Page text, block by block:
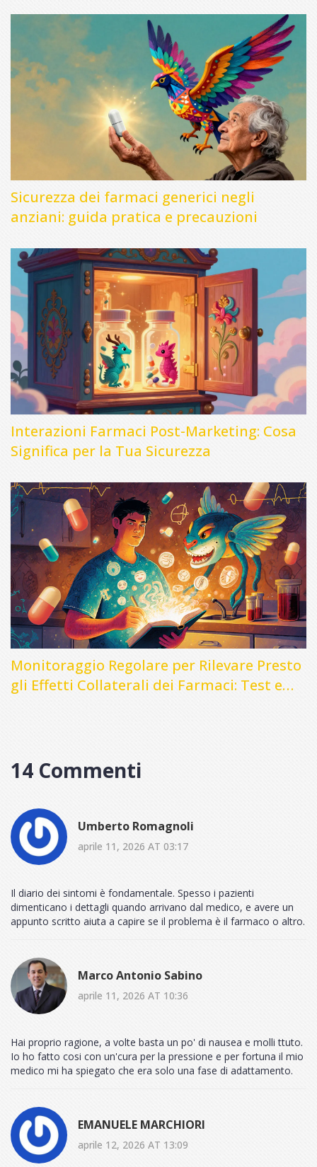
Sicurezza dei farmaci generici negli
anziani: guida pratica e precauzioni
Interazioni Farmaci Post-Marketing: Cosa
Significa per la Tua Sicurezza
Monitoraggio Regolare per Rilevare Presto
gli Effetti Collaterali dei Farmaci: Test e
14 Commenti
Umberto Romagnoli
aprile 11, 2026 AT 03:17
Il diario dei sintomi è fondamentale. Spesso i pazienti
dimenticano i dettagli quando arrivano dal medico, e avere un
appunto scritto aiuta a capire se il problema è il farmaco o altro.
Marco Antonio Sabino
aprile 11, 2026 AT 10:36
Hai proprio ragione, a volte basta un po' di nausea e molli ttuto.
Io ho fatto cosi con un'cura per la pressione e per fortuna il mio
medico mi ha spiegato che era solo una fase di adattamento.
EMANUELE MARCHIORI
aprile 12, 2026 AT 13:09